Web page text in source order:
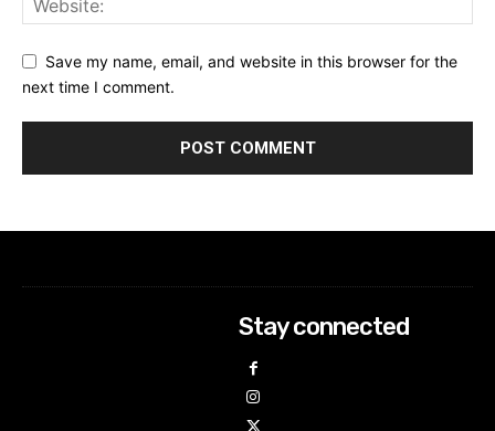
Save my name, email, and website in this browser for the
next time I comment.
Stay connected